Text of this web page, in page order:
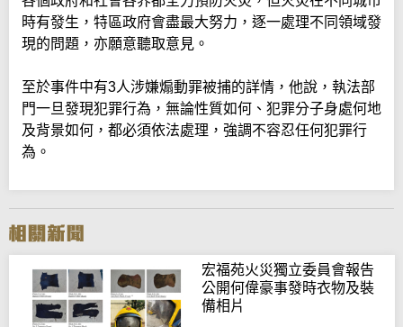
時有發生，特區政府會盡最大努力，逐一處理不同領域發
現的問題，亦願意聽取意見。
至於事件中有3人涉嫌煽動罪被捕的詳情，他說，執法部
門一旦發現犯罪行為，無論性質如何、犯罪分子身處何地
及背景如何，都必須依法處理，強調不容忍任何犯罪行
為。
宏福苑火災獨立委員會報告
公開何偉豪事發時衣物及裝
備相片